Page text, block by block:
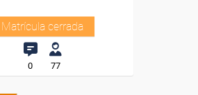
Matrícula cerrada
0 77